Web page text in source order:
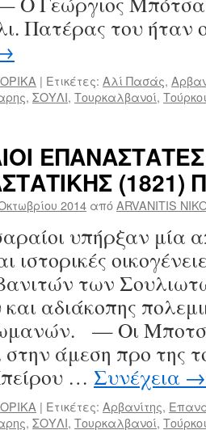
Πατέρας του ήταν
| Ετικέτες: Αλί Πασάς,
, ΣΟΥΛΙ, Τουρκαλβανοί, Τούρκοι
ΕΠΑΝΑΣΤΑΤΕΣ
(1821)
2014 απόARVANITIS
υπήρξαν μία
ιστορικές
των
αδιάκοπης
— Οι
άμεση προ της
… Συνέχεια →
| Ετικέτες: Αρβανίτης,
, ΣΟΥΛΙ, Τουρκαλβανοί, Τούρκοι